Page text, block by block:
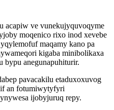
acapiw ve vunekujyquvoqyme
moqenico rixo inod xevebe
maqamy kano pa
kigaba minibolikaxa
bypu anegunapuhiturir.
pavacakilu etaduxoxuvog
an fotumiwytyfyri
ijobyjuruq repy.